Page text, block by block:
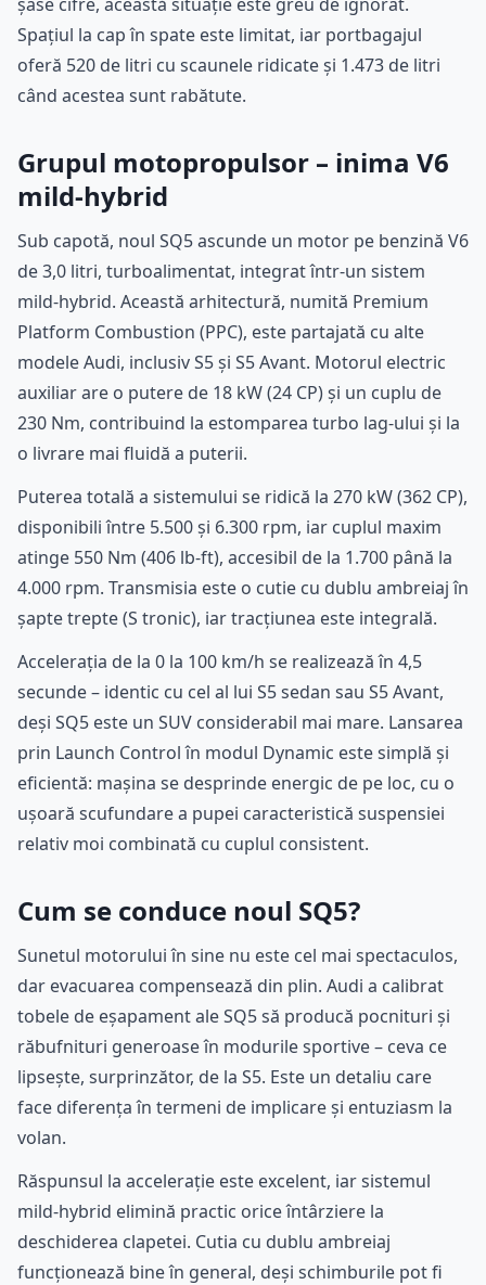
Spațiul la cap în spate este limitat, iar portbagajul
oferă 520 de litri cu scaunele ridicate și 1.473 de litri
când acestea sunt rabătute.
Grupul motopropulsor – inima V6
mild-hybrid
Sub capotă, noul SQ5 ascunde un motor pe benzină V6
de 3,0 litri, turboalimentat, integrat într-un sistem
mild-hybrid. Această arhitectură, numită Premium
Platform Combustion (PPC), este partajată cu alte
modele Audi, inclusiv S5 și S5 Avant. Motorul electric
auxiliar are o putere de 18 kW (24 CP) și un cuplu de
230 Nm, contribuind la estomparea turbo lag-ului și la
o livrare mai fluidă a puterii.
Puterea totală a sistemului se ridică la 270 kW (362 CP),
disponibili între 5.500 și 6.300 rpm, iar cuplul maxim
atinge 550 Nm (406 lb-ft), accesibil de la 1.700 până la
4.000 rpm. Transmisia este o cutie cu dublu ambreiaj în
șapte trepte (S tronic), iar tracțiunea este integrală.
Accelerația de la 0 la 100 km/h se realizează în 4,5
secunde – identic cu cel al lui S5 sedan sau S5 Avant,
deși SQ5 este un SUV considerabil mai mare. Lansarea
prin Launch Control în modul Dynamic este simplă și
eficientă: mașina se desprinde energic de pe loc, cu o
ușoară scufundare a pupei caracteristică suspensiei
relativ moi combinată cu cuplul consistent.
Cum se conduce noul SQ5?
Sunetul motorului în sine nu este cel mai spectaculos,
dar evacuarea compensează din plin. Audi a calibrat
tobele de eșapament ale SQ5 să producă pocnituri și
răbufnituri generoase în modurile sportive – ceva ce
lipsește, surprinzător, de la S5. Este un detaliu care
face diferența în termeni de implicare și entuziasm la
volan.
Răspunsul la accelerație este excelent, iar sistemul
mild-hybrid elimină practic orice întârziere la
deschiderea clapetei. Cutia cu dublu ambreiaj
funcționează bine în general, deși schimburile pot fi